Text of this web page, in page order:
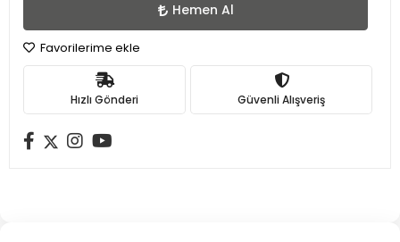
Hemen Al
Favorilerime ekle
Hızlı Gönderi Güvenli Alışveriş